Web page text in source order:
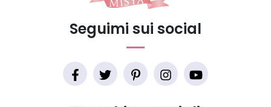
Seguimi sui social